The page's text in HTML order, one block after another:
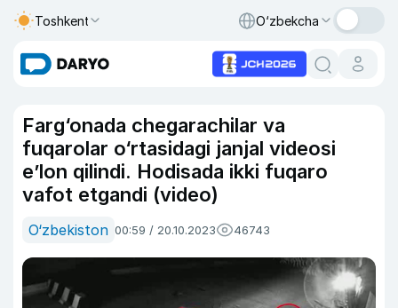
Toshkent O‘zbekcha
Farg‘onada chegarachilar va
fuqarolar o‘rtasidagi janjal videosi
eʼlon qilindi. Hodisada ikki fuqaro
vafot etgandi (video)
O‘zbekiston 00:59 / 20.10.2023 46743